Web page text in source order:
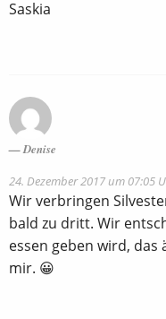
Saskia
Denise
24. Dezember 2017 um 07:05
Wir verbringen
bald zu dritt. Wir
essen geben wird,
mir. 😀